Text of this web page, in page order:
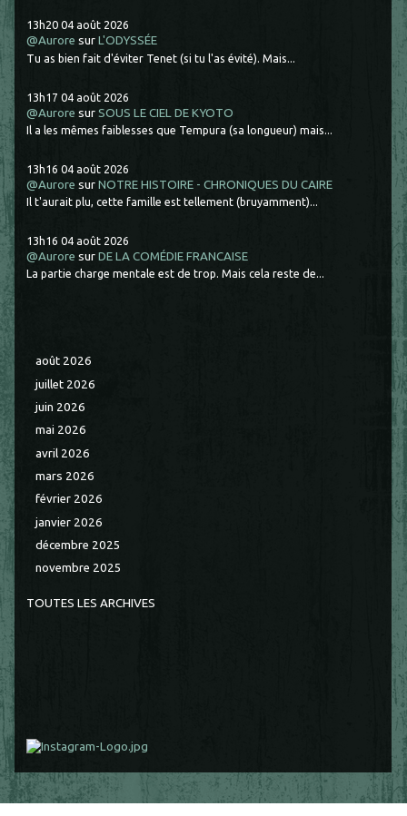
13h20 04 août 2026
@Aurore surL'ODYSSÉE
Tu as bien fait d'éviter Tenet (si tu l'as évité). Mais...
13h17 04 août 2026
@Aurore surSOUS LE CIEL DE KYOTO
Il a les mêmes faiblesses que Tempura (sa longueur) mais...
13h16 04 août 2026
@Aurore surNOTRE HISTOIRE - CHRONIQUES DU CAIRE
Il t'aurait plu, cette famille est tellement (bruyamment)...
13h16 04 août 2026
@Aurore surDE LA COMÉDIE FRANCAISE
La partie charge mentale est de trop. Mais cela reste de...
août 2026
juillet 2026
juin 2026
mai 2026
avril 2026
mars 2026
février 2026
janvier 2026
décembre 2025
novembre 2025
TOUTES LES ARCHIVES